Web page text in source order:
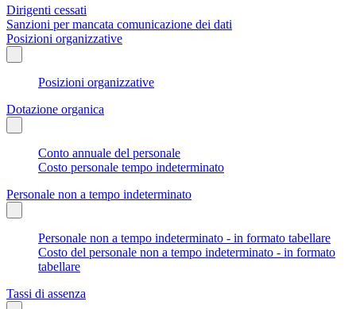
Dirigenti cessati
Sanzioni per mancata comunicazione dei dati
Posizioni organizzative
Posizioni organizzative
Dotazione organica
Conto annuale del personale
Costo personale tempo indeterminato
Personale non a tempo indeterminato
Personale non a tempo indeterminato - in formato tabellare
Costo del personale non a tempo indeterminato - in formato
tabellare
Tassi di assenza